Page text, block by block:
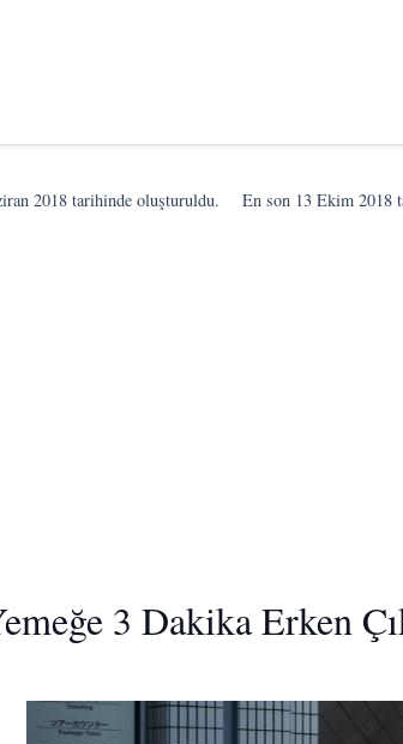
2018 tarihinde oluşturuldu. En son 13 Ekim 2018
3 Dakika Erken